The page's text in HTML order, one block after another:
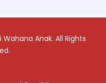
Anak. All Rights